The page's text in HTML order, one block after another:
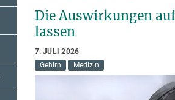
Die Auswirkungen
lassen
7. JULI 2026
Gehirn
Medizin